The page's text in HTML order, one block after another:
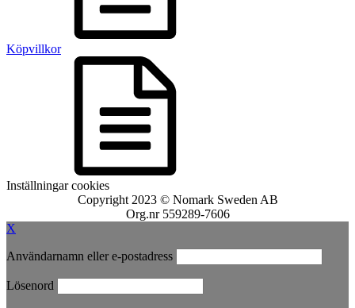
Köpvillkor
Inställningar cookies
Copyright 2023 © Nomark Sweden AB
Org.nr 559289-7606
X
Användarnamn eller e-postadress
Lösenord